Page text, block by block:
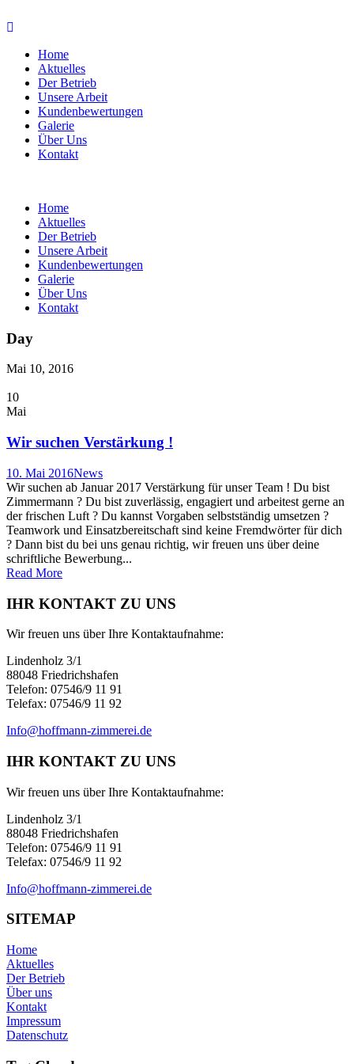
Home
Aktuelles
Der Betrieb
Unsere Arbeit
Kundenbewertungen
Galerie
Über Uns
Kontakt
Home
Aktuelles
Der Betrieb
Unsere Arbeit
Kundenbewertungen
Galerie
Über Uns
Kontakt
Day
Mai 10, 2016
10
Mai
Wir suchen Verstärkung !
10. Mai 2016News
Wir suchen ab Januar 2017 Verstärkung für unser Team ! Du bist
Zimmermann ? Du bist zuverlässig, engagiert und arbeitest gerne an
der frischen Luft ? Du kannst Vorgaben selbstständig umsetzen ?
Teamwork und Einsatzbereitschaft sind keine Fremdwörter für dich
? Dann bist du bei uns genau richtig, wir freuen uns über deine
schriftliche Bewerbung...
Read More
IHR KONTAKT ZU UNS
Wir freuen uns über Ihre Kontaktaufnahme:
Lindenholz 3/1
88048 Friedrichshafen
Telefon: 07546/9 11 91
Telefax: 07546/9 11 92
Info@hoffmann-zimmerei.de
IHR KONTAKT ZU UNS
Wir freuen uns über Ihre Kontaktaufnahme:
Lindenholz 3/1
88048 Friedrichshafen
Telefon: 07546/9 11 91
Telefax: 07546/9 11 92
Info@hoffmann-zimmerei.de
SITEMAP
Home
Aktuelles
Der Betrieb
Über uns
Kontakt
Impressum
Datenschutz